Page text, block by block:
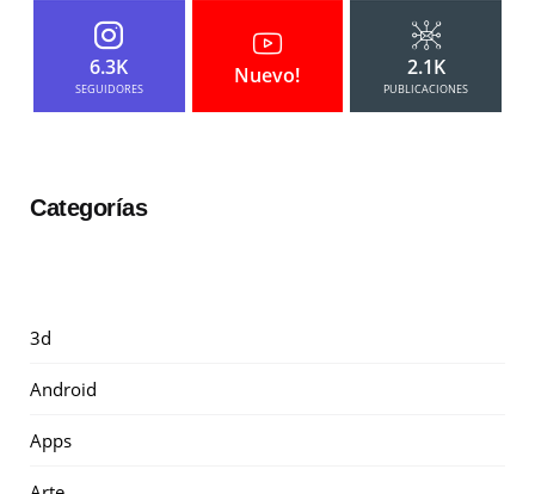
6.3K
SEGUIDORES
Nuevo! 2.1K
PUBLICACIONES
Categorías
3d
Android
Apps